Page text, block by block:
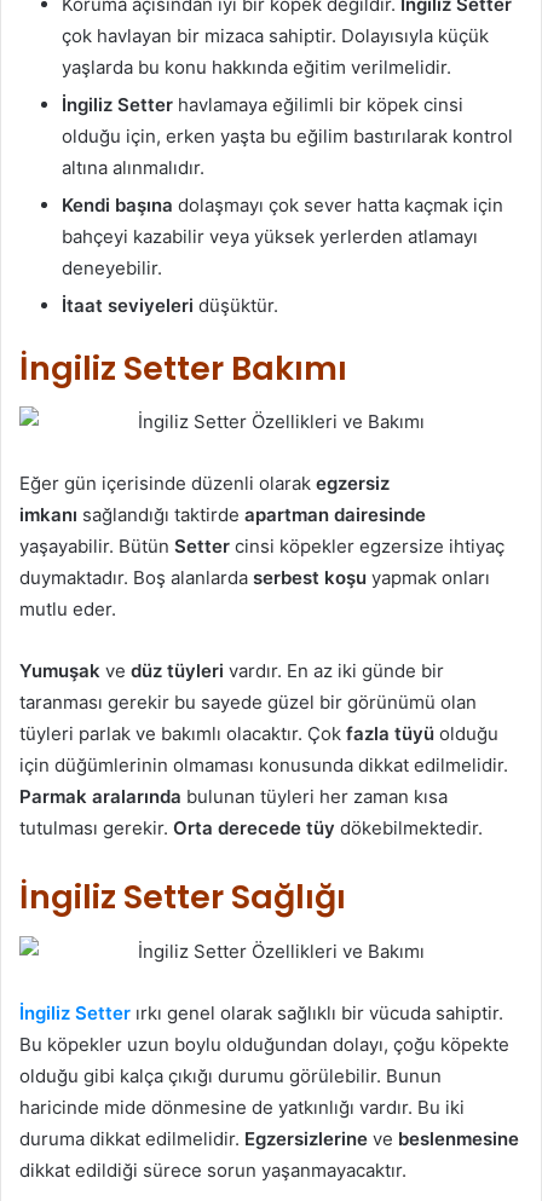
çok havlayan bir mizaca sahiptir. Dolayısıyla küçük
yaşlarda bu konu hakkında eğitim verilmelidir.
İngiliz Setter havlamaya eğilimli bir köpek cinsi
olduğu için, erken yaşta bu eğilim bastırılarak kontrol
altına alınmalıdır.
Kendi başına dolaşmayı çok sever hatta kaçmak için
bahçeyi kazabilir veya yüksek yerlerden atlamayı
deneyebilir.
İtaat seviyeleri düşüktür.
İngiliz Setter Bakımı
Eğer gün içerisinde düzenli olarak egzersiz
imkanı sağlandığı taktirde apartman dairesinde
yaşayabilir. Bütün Setter cinsi köpekler egzersize ihtiyaç
duymaktadır. Boş alanlarda serbest koşu yapmak onları
mutlu eder.
Yumuşak ve düz tüyleri vardır. En az iki günde bir
taranması gerekir bu sayede güzel bir görünümü olan
tüyleri parlak ve bakımlı olacaktır. Çok fazla tüyü olduğu
için düğümlerinin olmaması konusunda dikkat edilmelidir.
Parmak aralarında bulunan tüyleri her zaman kısa
tutulması gerekir. Orta derecede tüy dökebilmektedir.
İngiliz Setter Sağlığı
İngiliz Setter ırkı genel olarak sağlıklı bir vücuda sahiptir.
Bu köpekler uzun boylu olduğundan dolayı, çoğu köpekte
olduğu gibi kalça çıkığı durumu görülebilir. Bunun
haricinde mide dönmesine de yatkınlığı vardır. Bu iki
duruma dikkat edilmelidir. Egzersizlerine ve beslenmesine
dikkat edildiği sürece sorun yaşanmayacaktır.